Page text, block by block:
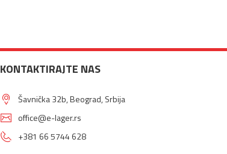
KONTAKTIRAJTE NAS
Šavnička 32b, Beograd, Srbija
office@e-lager.rs
+381 66 5744 628